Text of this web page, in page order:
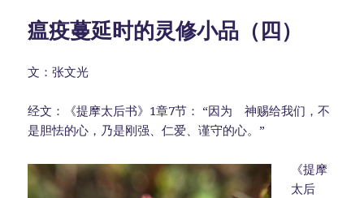
瘟疫蔓延时的灵修小品（四）
文：张文光
经文：《提摩太后书》1章7节： “因为 神赐给我们，不
是胆怯的心，乃是刚强、仁爱、谨守的心。”
《提摩
太后